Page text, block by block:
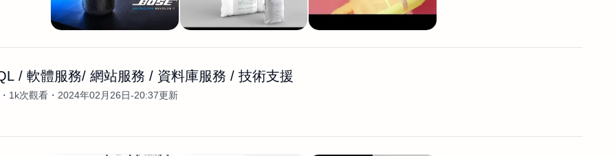
/ 軟體服務/ 網站服務 / 資料庫服務 / 技術支援
1k次觀看 2024年02月26日-20:37更新